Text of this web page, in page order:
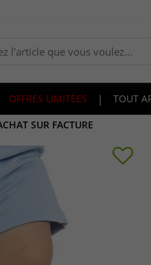
OFFRES LIMITÉES | TOUT
SUR FACTURE